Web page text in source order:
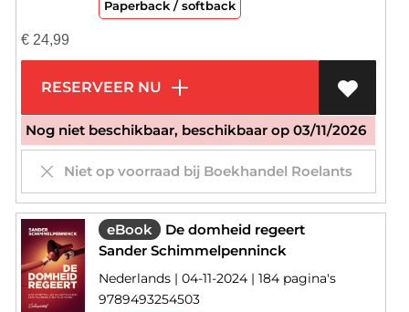
Paperback / softback
€24,99
RESERVEER NU
Nog niet beschikbaar, beschikbaar op 03/11/2026
Niet op voorraad bij Boekhandel Roelants
eBook
De domheid regeert
Sander Schimmelpenninck
Nederlands | 04-11-2024 | 184 pagina's
9789493254503